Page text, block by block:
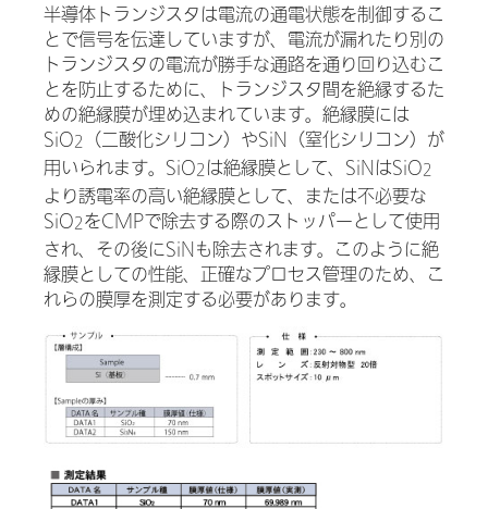
半導体トランジスタは電流の通電状態を制御するこ
とで信号を伝達していますが、電流が漏れたり別の
トランジスタの電流が勝手な通路を通り回り込むこ
とを防止するために、トランジスタ間を絶縁するた
めの絶縁膜が埋め込まれています。絶縁膜には
SiO2
（二酸化シリコン）やSiN（窒化シリコン）が
用いられます。SiO2は絶縁膜として、SiNはSiO2
より誘電率の高い絶縁膜として、または不必要な
SiO2をCMPで除去する際のストッパーとして使用
され、その後にSiNも除去されます。このように絶
縁膜としての性能、正確なプロセス管理のため、こ
れらの膜厚を測定する必要があります。